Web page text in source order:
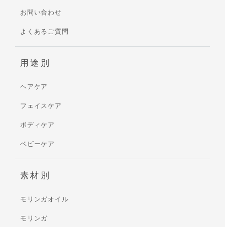
お問い合わせ
よくあるご質問
用途別
ヘアケア
フェイスケア
ボディケア
ベビーケア
素材別
モリンガオイル
モリンガ